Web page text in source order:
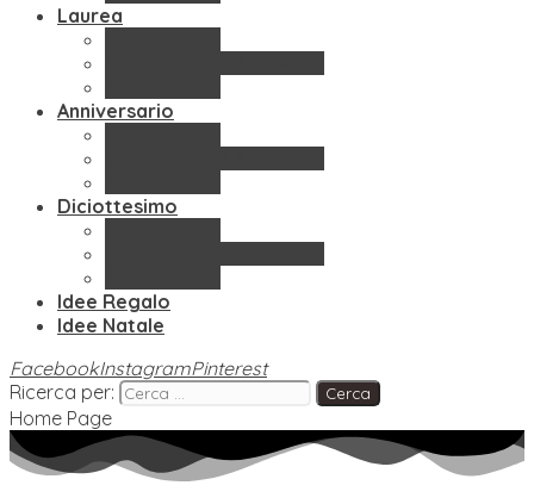
Laurea
Anniversario
Diciottesimo
Idee Regalo
Idee Natale
FacebookInstagramPinterest
Ricerca per:
Home Page